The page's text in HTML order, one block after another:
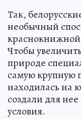
Так,
необычный
Чтобы
природе
самую крупную
находилась на
создали для
условия.